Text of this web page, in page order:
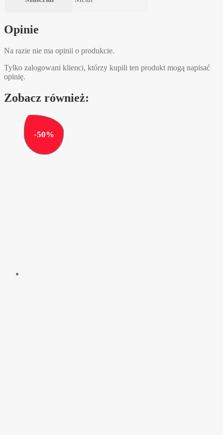
Opinie
Na razie nie ma opinii o produkcie.
Tylko zalogowani klienci, którzy kupili ten produkt mogą napisać
opinię.
Zobacz również:
-50%